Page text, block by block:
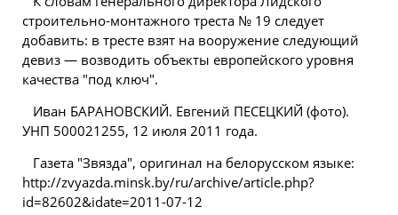
строительно-монтажного треста № 19 следует
добавить: в тресте взят на вооружение следующий
девиз — возводить объекты европейского уровня
качества "под ключ".
Иван БАРАНОВСКИЙ. Евгений ПЕСЕЦКИЙ (фото).
УНП 500021255, 12 июля 2011 года.
Газета "Звязда", оригинал на белорусском языке:
http://zvyazda.minsk.by/ru/archive/article.php?
id=82602&idate=2011-07-12